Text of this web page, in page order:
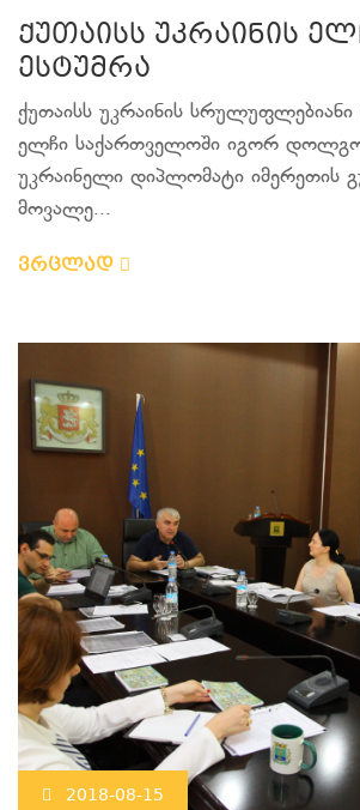
ქუთაისს უკრაინის
ესტუმრა
ქუთაისს უკრაინის სრულუფლებიანი
ელჩი საქართველოში იგორ
უკრაინელი დიპლომატი იმერეთის
მოვალე...
ვრცლად
2018-08-15